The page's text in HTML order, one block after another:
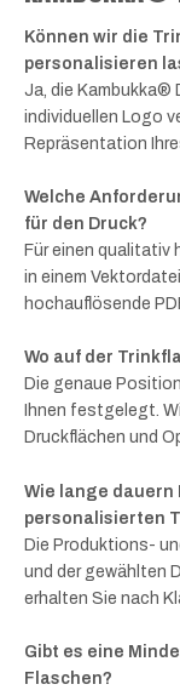
Können wir die
personalisieren
Ja, die Kambukka®
individuellen Logo
Repräsentation
Welche
für den Druck?
Für einen qualitativ
in einem
hochauflösende
Wo auf der
Die genaue
Ihnen festgelegt.
Druckflächen und
Wie lange
personalisierten
Die Produktions-
und der gewählten
erhalten Sie nach
Gibt es eine
Flaschen?